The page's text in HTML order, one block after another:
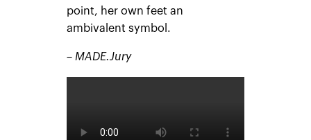
point, her own feet an
ambivalent symbol.
– MADE.Jury